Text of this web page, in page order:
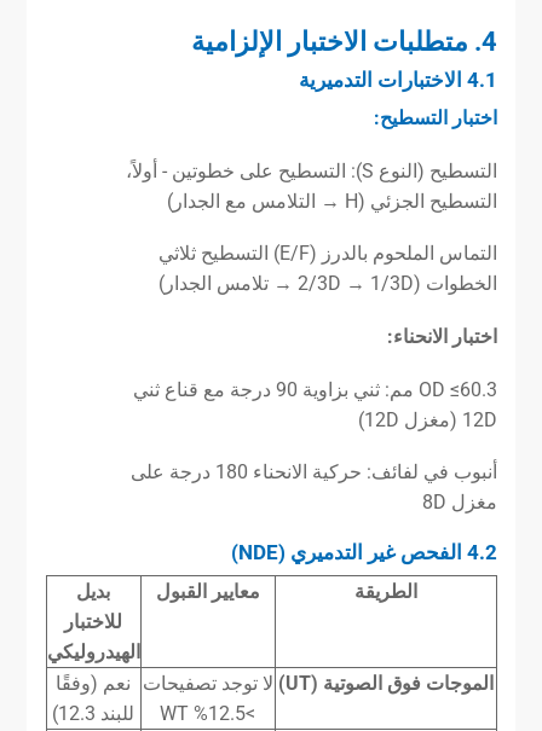
4. متطلبات الاختبار الإلزامية
4.1 الاختبارات التدميرية
اختبار التسطيح:
التسطيح (النوع S): التسطيح على خطوتين - أولاً،
التسطيح الجزئي (H → التلامس مع الجدار)
التماس الملحوم بالدرز (E/F) التسطيح ثلاثي
الخطوات (2/3D → 1/3D → تلامس الجدار)
اختبار الانحناء:
OD ≤60.3 مم: ثني بزاوية 90 درجة مع قناع ثني
12D (مغزل 12D)
أنبوب في لفائف: حركية الانحناء 180 درجة على
مغزل 8D
4.2 الفحص غير التدميري (NDE)
الطريقة معايير القبول
بديل
للاختبار
الهيدروليكي
الموجات فوق الصوتية (UT)
لا توجد تصفيحات
>12.5% WT
نعم (وفقًا
للبند 12.3)